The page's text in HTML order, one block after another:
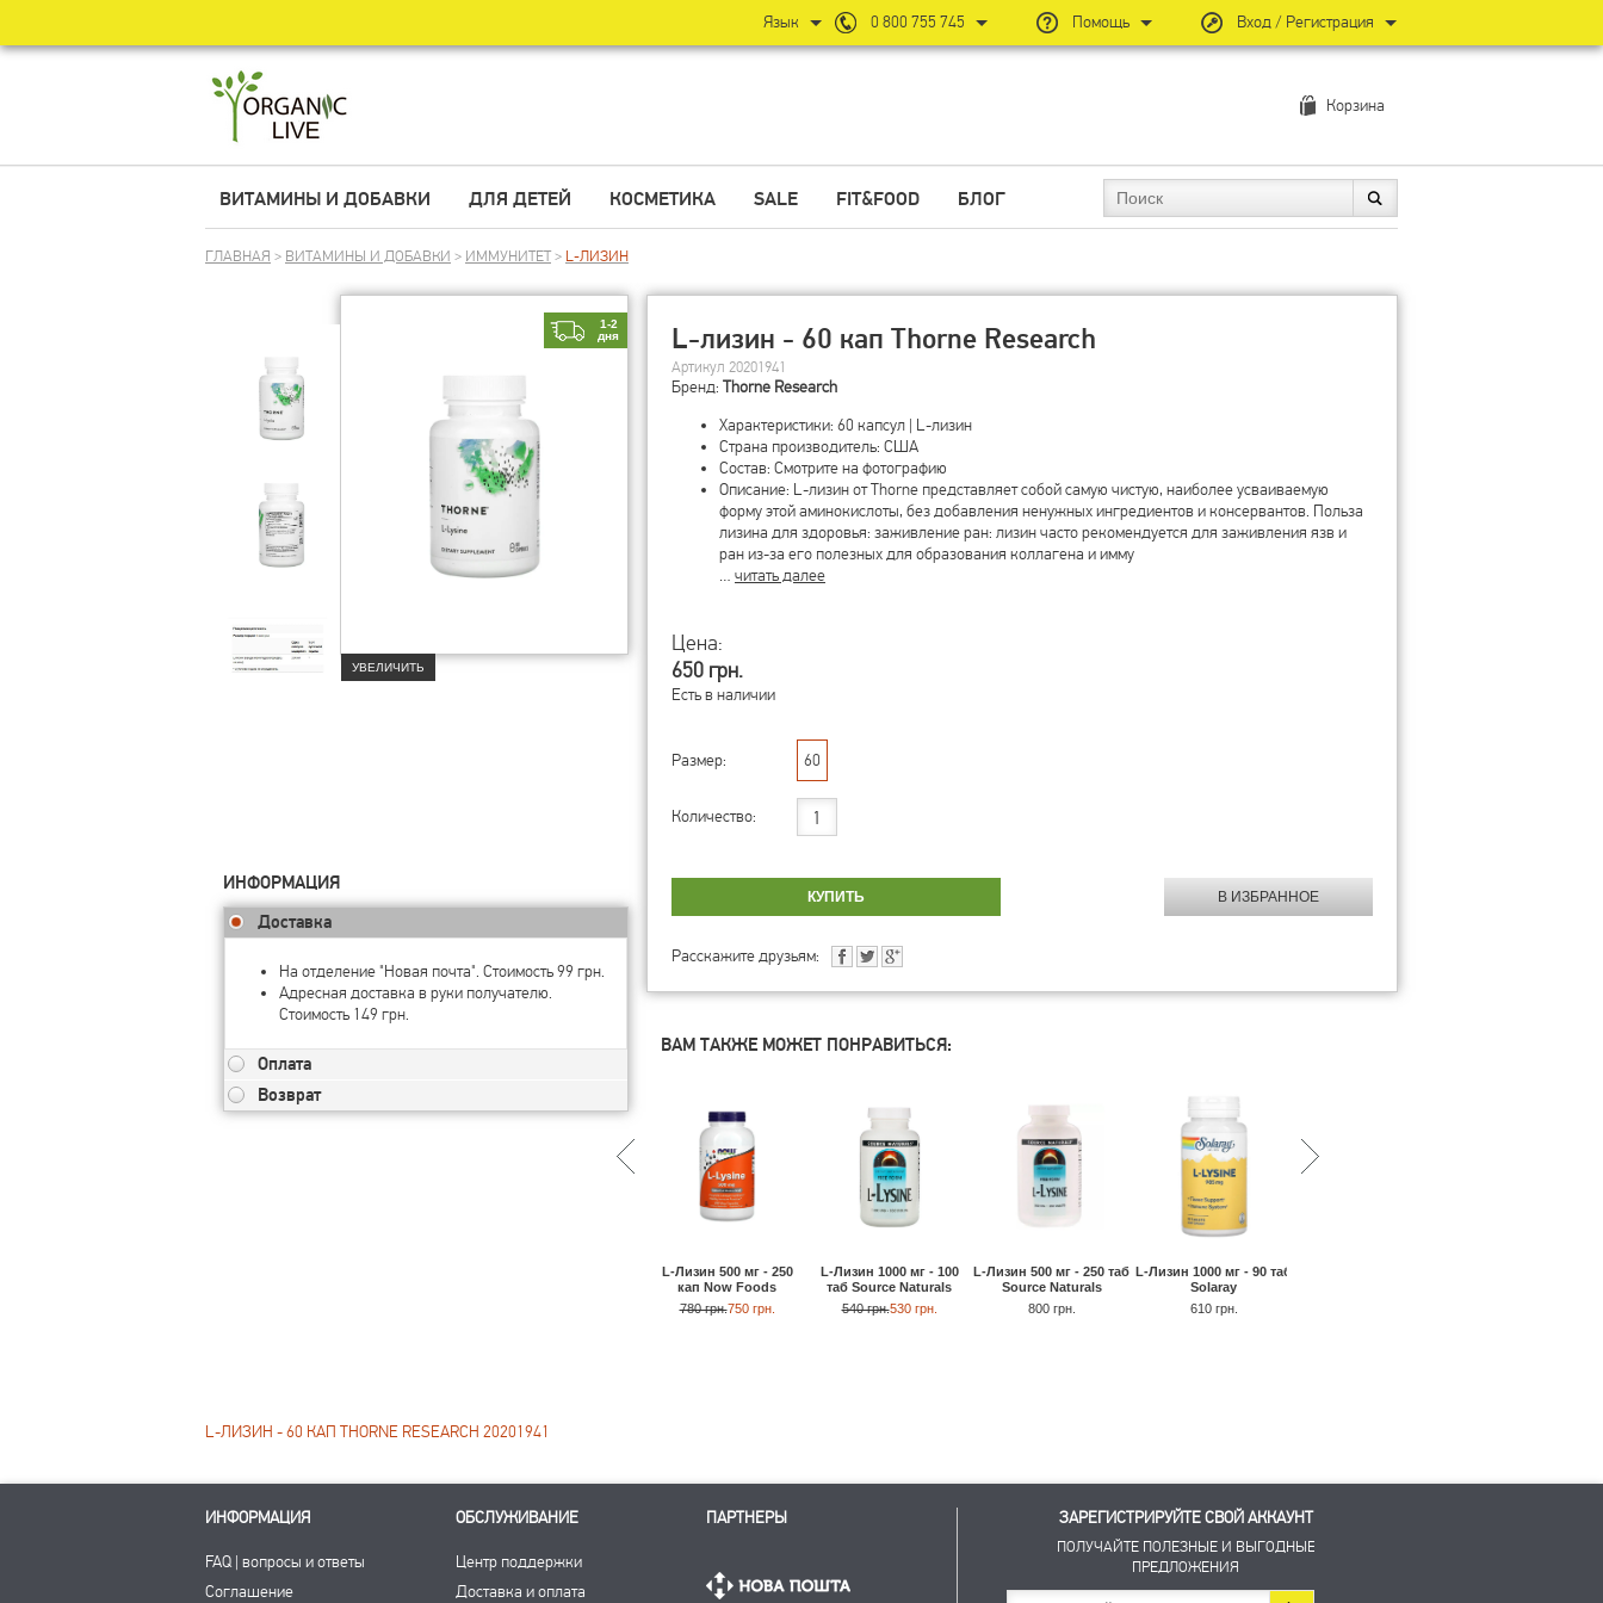
Корзина
ВИТАМИНЫ И ДОБАВКИ ДЛЯ ДЕТЕЙ КОСМЕТИКА SALE FIT&FOOD БЛОГ
ГЛАВНАЯ > ВИТАМИНЫ И ДОБАВКИ > ИММУНИТЕТ> L-ЛИЗИН
1-2
дня
УВЕЛИЧИТЬ
ИНФОРМАЦИЯ
Доставка
На отделение "Новая почта". Стоимость 99 грн.
Адресная доставка в руки получателю.
Стоимость 149 грн.
Оплата
Возврат
L-лизин - 60 кап Thorne Research
Артикул 20201941
Бренд: Thorne Research
Характеристики: 60 капсул | L-лизин
Страна производитель: США
Состав: Смотрите на фотографию
Описание: L-лизин от Thorne представляет собой самую чистую, наиболее усваиваемую
форму этой аминокислоты, без добавления ненужных ингредиентов и консервантов. Польза
лизина для здоровья: заживление ран: лизин часто рекомендуется для заживления язв и
ран из-за его полезных для образования коллагена и имму
… читать далее
Цена:
650 грн.
Есть в наличии
Размер: 60
Количество:
Расскажите друзьям:
ВАМ ТАКЖЕ МОЖЕТ ПОНРАВИТЬСЯ:
L-Лизин 500 мг - 250
кап Now Foods
780 грн.750 грн.
L-Лизин 1000 мг - 100
таб Source Naturals
540 грн.530 грн.
L-Лизин 500 мг - 250 таб
Source Naturals
800 грн.
L-Лизин 1000 мг - 90 таб
Solaray
610 грн.
Вход / Регистрация
Помощь
0 800 755 745
Язык
L-ЛИЗИН - 60 КАП THORNE RESEARCH 20201941
ИНФОРМАЦИЯ
FAQ | вопросы и ответы
Соглашение
ОБСЛУЖИВАНИЕ
Центр поддержки
Доставка и оплата
ПАРТНЕРЫ ЗАРЕГИСТРИРУЙТЕ СВОЙ АККАУНТ
ПОЛУЧАЙТЕ ПОЛЕЗНЫЕ И ВЫГОДНЫЕ
ПРЕДЛОЖЕНИЯ